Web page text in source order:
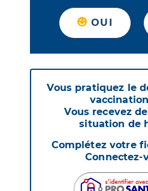
OUI
Vous pratiquez le
Vous recevez
situation de
Complétez votre
Connectez-